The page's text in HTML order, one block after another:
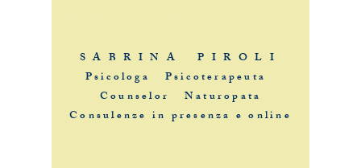
S A B R I N A P I R O L I
Psicologa Psicoterapeuta
Counselor Naturopata
Consulenze in presenza e online